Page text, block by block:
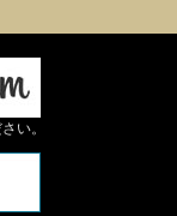
い。